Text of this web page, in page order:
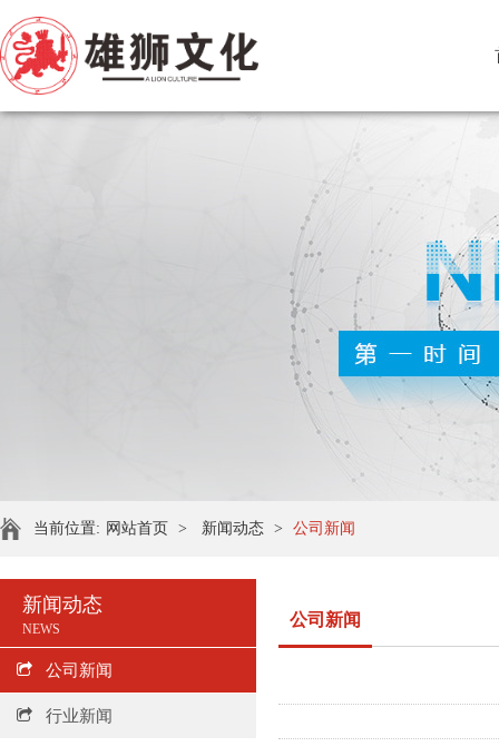
当前位置: 网站首页 > 新闻动态 > 公司新闻
新闻动态
NEWS
公司新闻
行业新闻
公司新闻